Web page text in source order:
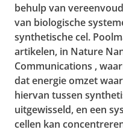
behulp van
van biologische
synthetische cel.
artikelen, in Nature
Communications ,
dat energie omzet
hiervan tussen
uitgewisseld, en een
cellen kan